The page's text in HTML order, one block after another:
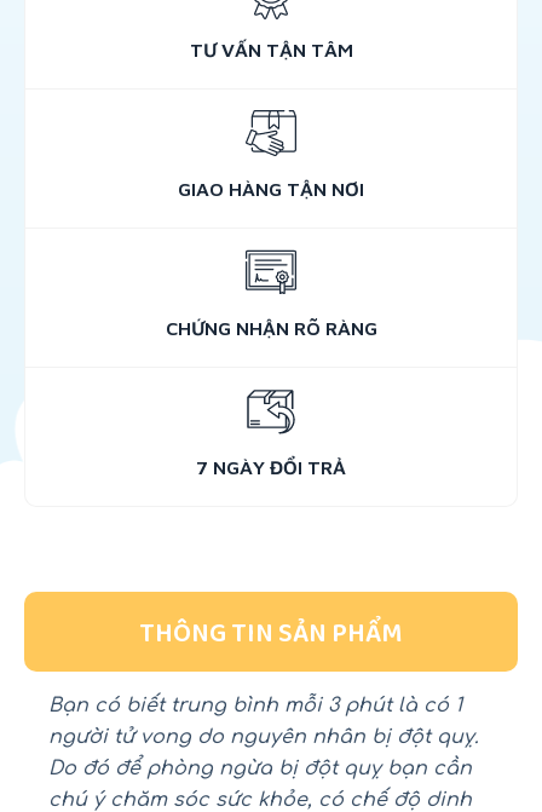
TƯ VẤN TẬN TÂM
GIAO HÀNG TẬN NƠI
CHỨNG NHẬN RÕ RÀNG
7 NGÀY ĐỔI TRẢ
THÔNG TIN SẢN PHẨM
Bạn có biết trung bình mỗi 3 phút là có 1
người tử vong do nguyên nhân bị đột quỵ.
Do đó để phòng ngừa bị đột quỵ bạn cần
chú ý chăm sóc sức khỏe, có chế độ dinh